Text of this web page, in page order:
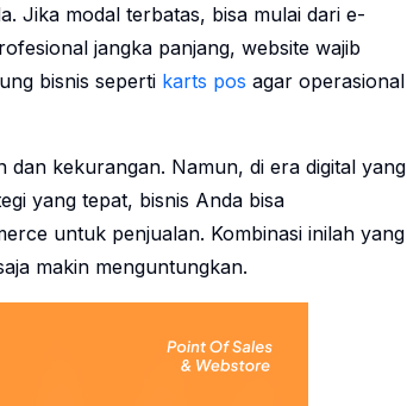
Jika modal terbatas, bisa mulai dari e-
jangka panjang, website wajib
bisnis seperti karts pos agar operasional
kekurangan. Namun, di era digital yang
yang tepat, bisnis Anda bisa
untuk penjualan. Kombinasi inilah yang
makin menguntungkan.